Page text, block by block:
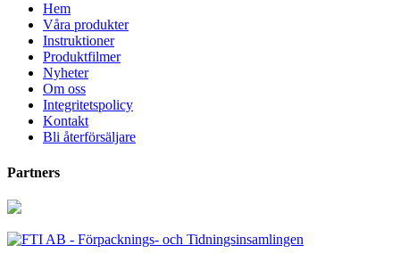
Hem
Våra produkter
Instruktioner
Produktfilmer
Nyheter
Om oss
Integritetspolicy
Kontakt
Bli återförsäljare
Partners